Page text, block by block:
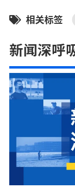
相关标签
新闻深呼